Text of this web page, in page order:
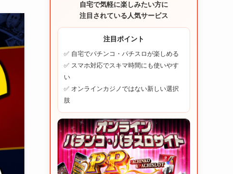
自宅で気軽に楽しみたい方に
注目されている人気サービス
注目ポイント
✅ 自宅でパチンコ・パチスロが楽しめる
✅ スマホ対応でスキマ時間にも使いやす
い
✅ オンラインカジノではない新しい選択
肢